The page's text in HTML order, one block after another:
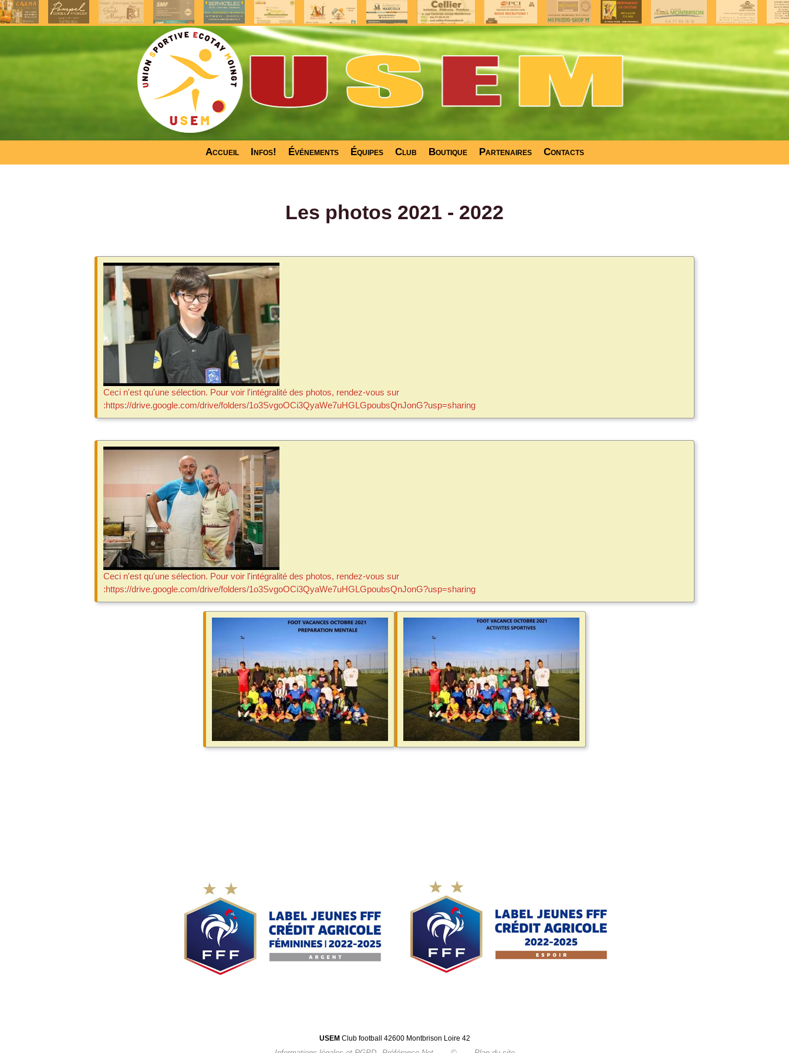
Accueil Infos! Événements Équipes Club Boutique Partenaires Contacts
Les photos 2021 - 2022
Ceci n'est qu'une sélection. Pour voir l'intégralité des photos, rendez-vous sur
:https://drive.google.com/drive/folders/1o3SvgoOCi3QyaWe7uHGLGpoubsQnJonG?usp=sharing
Ceci n'est qu'une sélection. Pour voir l'intégralité des photos, rendez-vous sur
:https://drive.google.com/drive/folders/1o3SvgoOCi3QyaWe7uHGLGpoubsQnJonG?usp=sharing
USEM Club football 42600 Montbrison Loire 42